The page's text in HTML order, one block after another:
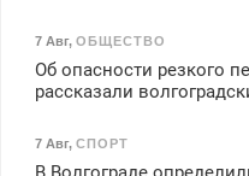
7 Авг, ОБЩЕСТВО
Об опасности резкого
рассказали
7 Авг, СПОРТ